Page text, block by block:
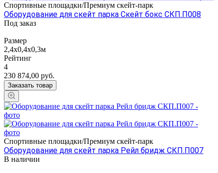
Спортивные площадки/Премиум скейт-парк
Оборудование для скейт парка Скейт бокс СКП.П008
Под заказ
Размер
2,4х0,4х0,3м
Рейтинг
4
230 874,00 руб.
Заказать товар
Спортивные площадки/Премиум скейт-парк
Оборудование для скейт парка Рейл бридж СКП.П007
В наличии